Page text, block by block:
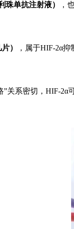
珠单抗注射液） ，
） ，属于HIF-2α抑
”关系密切， HIF-2α